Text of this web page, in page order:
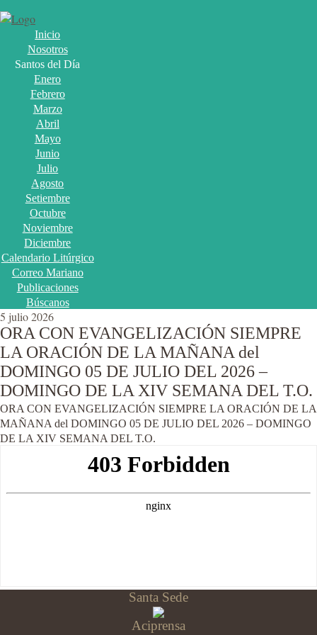
Inicio
Nosotros
Santos del Día
Enero
Febrero
Marzo
Abril
Mayo
Junio
Julio
Agosto
Setiembre
Octubre
Noviembre
Diciembre
Calendario Litúrgico
Correo Mariano
Publicaciones
Búscanos
5 julio 2026
ORA CON EVANGELIZACIÓN SIEMPRE
LA ORACIÓN DE LA MAÑANA del
DOMINGO 05 DE JULIO DEL 2026 –
DOMINGO DE LA XIV SEMANA DEL T.O.
ORA CON EVANGELIZACIÓN SIEMPRE LA ORACIÓN DE LA
MAÑANA del DOMINGO 05 DE JULIO DEL 2026 – DOMINGO
DE LA XIV SEMANA DEL T.O.
Santa Sede
Aciprensa